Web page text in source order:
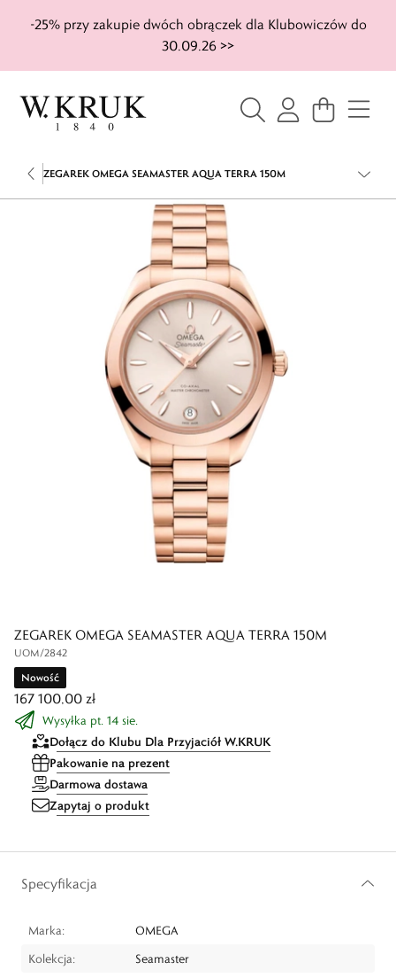
-25% przy zakupie dwóch obrączek dla Klubowiczów do
30.09.26 >>
ZEGAREK OMEGA SEAMASTER AQUA TERRA 150M
ZEGAREK OMEGA SEAMASTER AQUA TERRA 150M
UOM/2842
Nowość
167 100,00 zł
Wysyłka pt. 14 sie.
Dołącz do Klubu Dla Przyjaciół W.KRUK
Pakowanie na prezent
Darmowa dostawa
Zapytaj o produkt
Specyfikacja
Marka:
OMEGA
Kolekcja:
Seamaster